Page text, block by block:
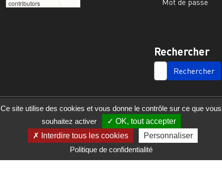
contributors
Rechercher
SEARCH
© 2023 - 2025 - UMR 6590 - Espaces et Sociétés
Ce site utilise des cookies et vous donne le contrôle sur ce que vous
souhaitez activer
OK, tout accepter
Interdire tous les cookies
Personnaliser
Politique de confidentialité